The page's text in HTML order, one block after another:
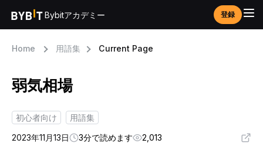
Bybitアカデミー 登録
Home 用語集 Current Page
弱気相場
初心者向け
用語集
2023年11月13日
3分で読めます 2,013